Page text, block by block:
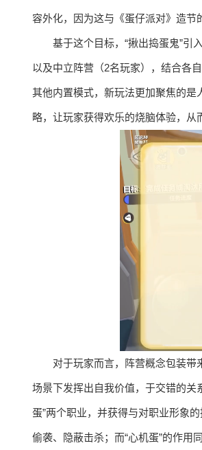
容外化，因为这与《蛋仔派对》造节
基于这个目标，“揪出捣蛋鬼”引
以及中立阵营（2名玩家），结合各
其他内置模式，新玩法更加聚焦的
略，让玩家获得欢乐的烧脑体验，从
对于玩家而言，阵营概念包装
场景下发挥出自我价值，于交错的关
蛋”两个职业，并获得与对职业形象
偷袭、隐蔽击杀；而“心机蛋”的作用